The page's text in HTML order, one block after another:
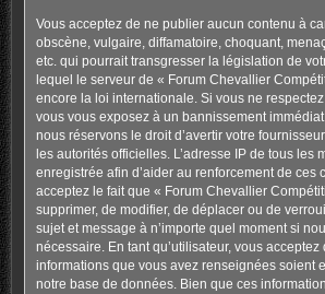
Vous acceptez de ne publier aucun contenu à
obscène, vulgaire, diffamatoire, choquant,
etc. qui pourrait transgresser la législation de
lequel le serveur de « Forum Chevallier
encore la loi internationale. Si vous ne
vous vous exposez à un bannissement
nous réservons le droit d’avertir votre
les autorités officielles. L’adresse IP de tous les
enregistrée afin d’aider au renforcement de ces
acceptez le fait que « Forum Chevallier
supprimer, de modifier, de déplacer ou de
sujet et message à n’importe quel moment si
nécessaire. En tant qu’utilisateur, vous acceptez
informations que vous avez renseignées soient
notre base de données. Bien que ces